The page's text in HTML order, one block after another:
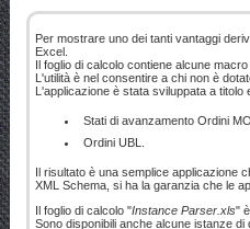
Per mostrare uno dei tanti vantaggi
Excel.
Il foglio di calcolo contiene alcune
L'utilità è nel consentire a chi non è
L'applicazione è stata sviluppata a
Stati di avanzamento Ordini
Ordini UBL.
Il risultato è una semplice applicazione
XML Schema, si ha la garanzia che le
Il foglio di calcolo "Instance Parser.xls"
Sono disponibili anche alcune istanze